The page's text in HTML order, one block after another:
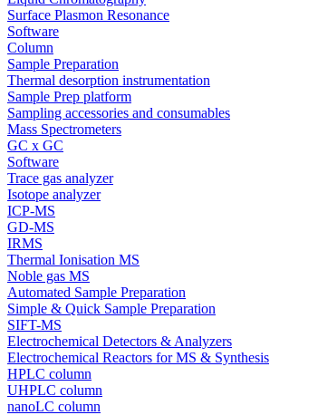
Surface Plasmon Resonance
Software
Column
Sample Preparation
Thermal desorption instrumentation
Sample Prep platform
Sampling accessories and consumables
Mass Spectrometers
GC x GC
Software
Trace gas analyzer
Isotope analyzer
ICP-MS
GD-MS
IRMS
Thermal Ionisation MS
Noble gas MS
Automated Sample Preparation
Simple & Quick Sample Preparation
SIFT-MS
Electrochemical Detectors & Analyzers
Electrochemical Reactors for MS & Synthesis
HPLC column
UHPLC column
nanoLC column